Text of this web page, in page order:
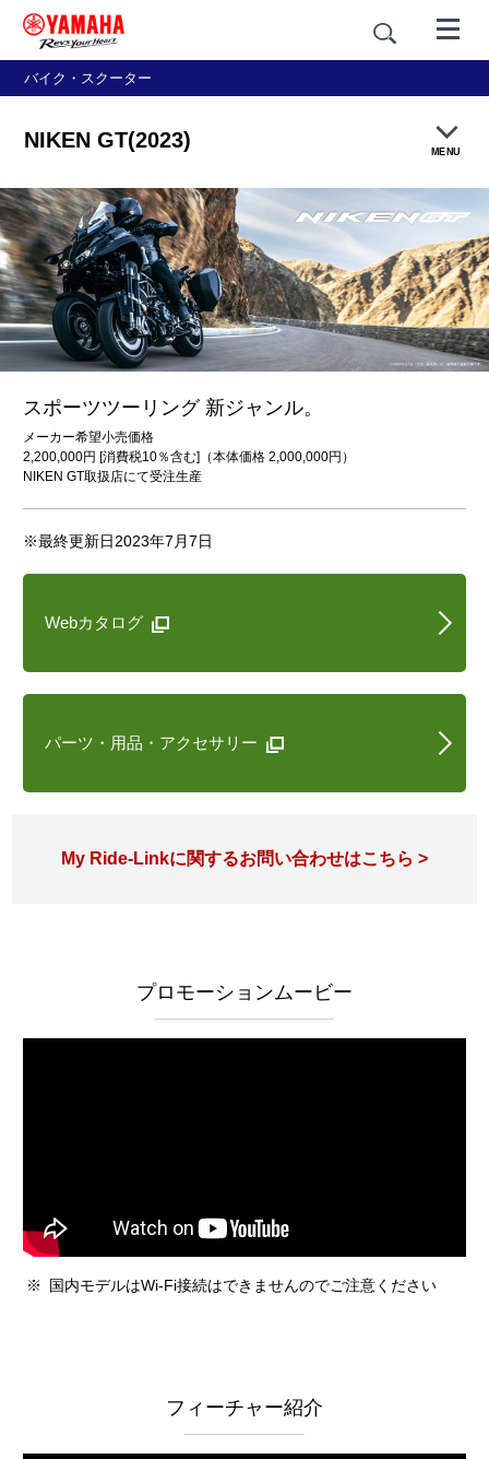
バイク・スクーター
NIKEN GT(2023) MENU
製品概要
特長紹介
カラー＆スタイリング
アクセサリー
スポーツツーリング 新ジャンル。
メーカー希望小売価格
2,200,000円 [消費税10％含む]（本体価格 2,000,000円）
NIKEN GT取扱店にて受注生産
※最終更新日2023年7月7日
Webカタログ
パーツ・用品・アクセサリー
My Ride-Linkに関するお問い合わせはこちら >
プロモーションムービー
※ 国内モデルはWi-Fi接続はできませんのでご注意ください
フィーチャー紹介